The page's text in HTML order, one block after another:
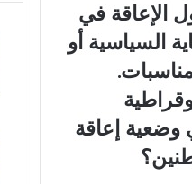
الإعاقة في
السياسية أو
وضعية إعاقة